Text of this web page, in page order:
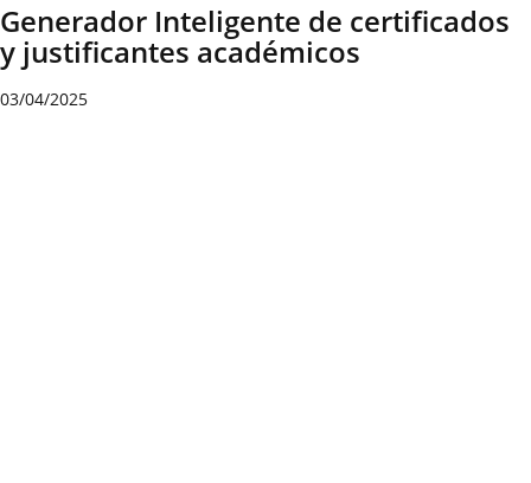
Generador Inteligente de certificados
y justificantes académicos
03/04/2025